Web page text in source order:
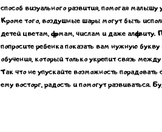
способ визуального развития, помогая
Кроме того, воздушные шары могут быть
детей цветам, формам, числам и даже
попросите ребенка показать вам нужную
обучения, который только укрепит связь
Так что не упускайте возможность
ему восторг, радость и помогут развиваться.